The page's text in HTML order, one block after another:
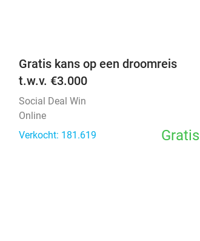
Gratis kans op een droomreis
t.w.v. €3.000
Social Deal Win
Online
Verkocht: 181.619
Gratis